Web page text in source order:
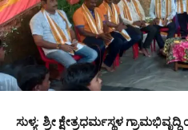
ಸುಳ್ಯ: ಶ್ರೀ ಕ್ಷೇತ್ರಧರ್ಮಸ್ಥಳ